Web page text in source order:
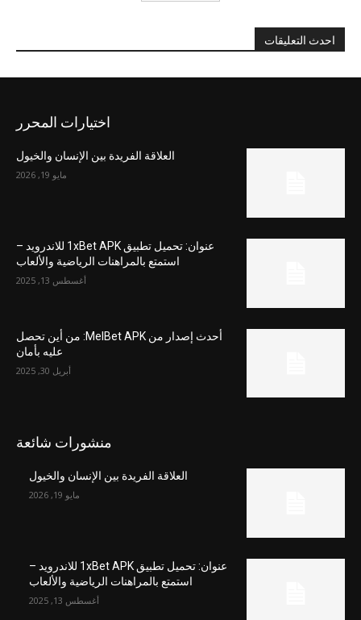
احدث التعليقات
اختيارات المحرر
العلاقة الفريدة بين الإنسان والخيول
مايو 19, 2026
عنوان: تحميل تطبيق 1xBet APK للاندرويد –
استمتع بالمراهنات الرياضية والألعاب
أغسطس 13, 2025
أحدث إصدار من MelBet APK: من أين تحصل
عليه بأمان
أبريل 30, 2025
منشورات شائعة
العلاقة الفريدة بين الإنسان والخيول
مايو 19, 2026
عنوان: تحميل تطبيق 1xBet APK للاندرويد –
استمتع بالمراهنات الرياضية والألعاب
أغسطس 13, 2025